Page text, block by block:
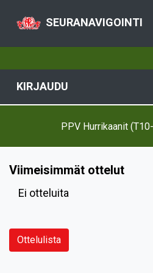
SEURANAVIGOINTI
KIRJAUDU
PPV Hurrikaanit
Viimeisimmät ottelut
Ei otteluita
Ottelulista